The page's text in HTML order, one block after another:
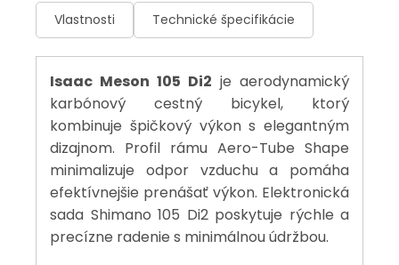
Vlastnosti Technické špecifikácie
Isaac Meson 105 Di2 je aerodynamický
karbónový cestný bicykel, ktorý
kombinuje špičkový výkon s elegantným
dizajnom. Profil rámu Aero-Tube Shape
minimalizuje odpor vzduchu a pomáha
efektívnejšie prenášať výkon. Elektronická
sada Shimano 105 Di2 poskytuje rýchle a
precízne radenie s minimálnou údržbou.